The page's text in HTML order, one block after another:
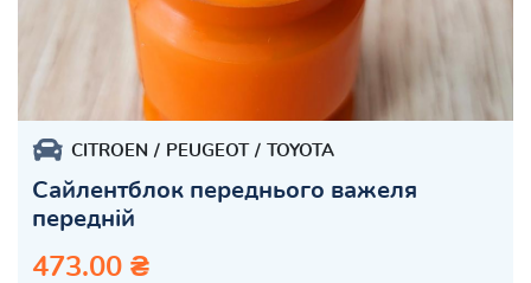
CITROEN PEUGEOT TOYOTA
Сайлентблок переднього важеля
передній
473.00 ₴